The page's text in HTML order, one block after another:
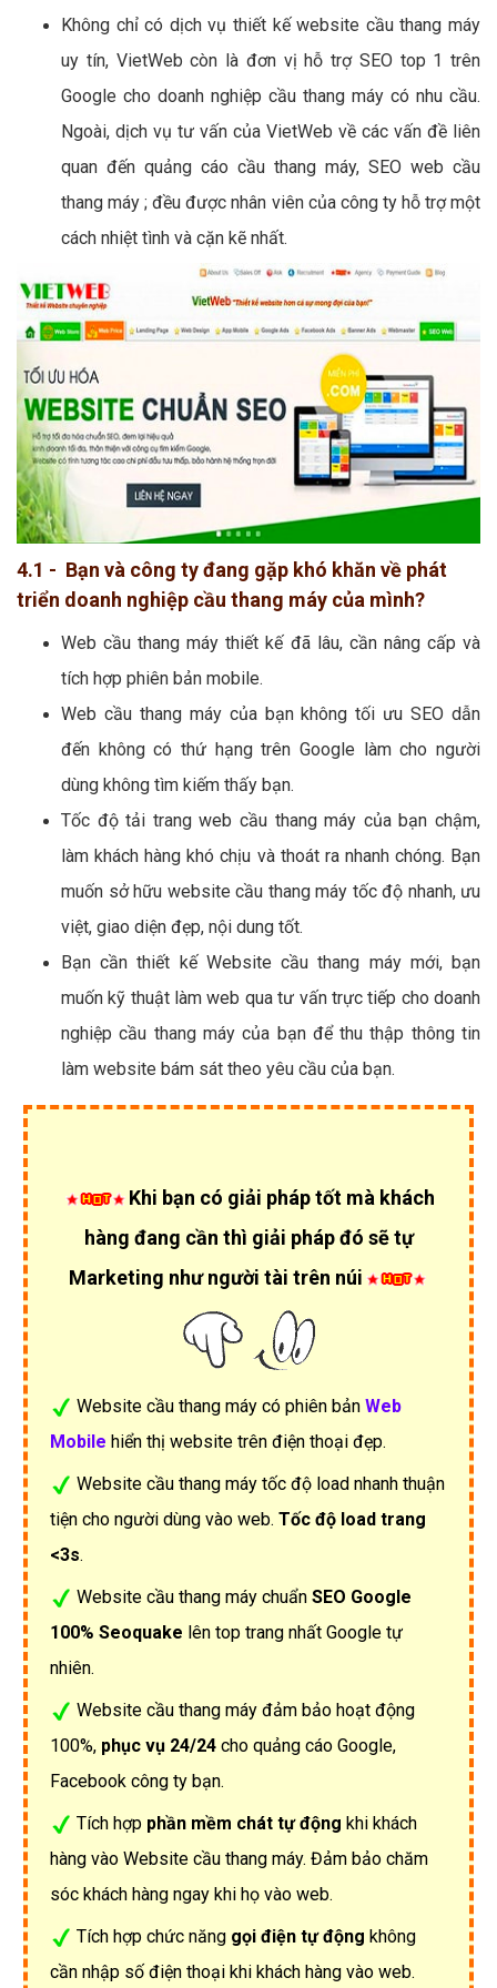
Không chỉ có dịch vụ thiết kế website cầu thang máy
uy tín, VietWeb còn là đơn vị hỗ trợ SEO top 1 trên
Google cho doanh nghiệp cầu thang máy có nhu cầu.
Ngoài, dịch vụ tư vấn của VietWeb về các vấn đề liên
quan đến quảng cáo cầu thang máy, SEO web cầu
thang máy ; đều được nhân viên của công ty hỗ trợ một
cách nhiệt tình và cặn kẽ nhất.
4.1 - Bạn và công ty đang gặp khó khăn về phát
triển doanh nghiệp cầu thang máy của mình?
Web cầu thang máy thiết kế đã lâu, cần nâng cấp và
tích hợp phiên bản mobile.
Web cầu thang máy của bạn không tối ưu SEO dẫn
đến không có thứ hạng trên Google làm cho người
dùng không tìm kiếm thấy bạn.
Tốc độ tải trang web cầu thang máy của bạn chậm,
làm khách hàng khó chịu và thoát ra nhanh chóng. Bạn
muốn sở hữu website cầu thang máy tốc độ nhanh, ưu
việt, giao diện đẹp, nội dung tốt.
Bạn cần thiết kế Website cầu thang máy mới, bạn
muốn kỹ thuật làm web qua tư vấn trực tiếp cho doanh
nghiệp cầu thang máy của bạn để thu thập thông tin
làm website bám sát theo yêu cầu của bạn.
Khi bạn có giải pháp tốt mà khách
hàng đang cần thì giải pháp đó sẽ tự
Marketing như người tài trên núi
Website cầu thang máy có phiên bản Web
Mobile hiển thị website trên điện thoại đẹp.
Website cầu thang máy tốc độ load nhanh thuận
tiện cho người dùng vào web. Tốc độ load trang
<3s.
Website cầu thang máy chuẩn SEO Google
100% Seoquake lên top trang nhất Google tự
nhiên.
Website cầu thang máy đảm bảo hoạt động
100%, phục vụ 24/24 cho quảng cáo Google,
Facebook công ty bạn.
Tích hợp phần mềm chát tự động khi khách
hàng vào Website cầu thang máy. Đảm bảo chăm
sóc khách hàng ngay khi họ vào web.
Tích hợp chức năng gọi điện tự động không
cần nhập số điện thoại khi khách hàng vào web.